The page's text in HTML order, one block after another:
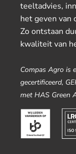
teeltadvies,
het geven van
Zo ontstaan
kwaliteit van
Compas Agro is
gecertificeerd,
met HAS Green